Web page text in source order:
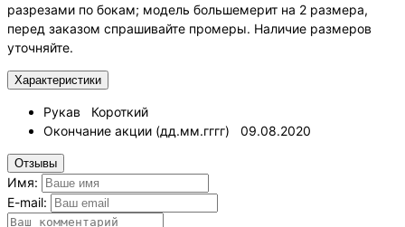
разрезами по бокам; модель большемерит на 2 размера,
перед заказом спрашивайте промеры. Наличие размеров
уточняйте.
Характеристики
Рукав
Короткий
Окончание акции (дд.мм.гггг)
09.08.2020
Отзывы
Имя:
E-mail: